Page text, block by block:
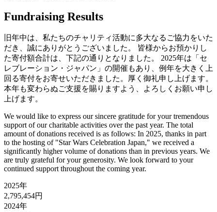
Fundraising Results
旧年中は、私たちのチャリティ活動に多大なるご協力をいた
だき、誠にありがとうございました。 皆様からお預かりし
た寄付額合計は、下記の通りとなりました。 2025年は「セ
レブレーション・ジャパン」の開催もあり、例年を大きく上
回る寄付をお寄せいただきました。厚く御礼申し上げます。
本年も変わらぬご支援を賜りますよう、よろしくお願い申し
上げます。
We would like to express our sincere gratitude for your tremendous
support of our charitable activities over the past year. The total
amount of donations received is as follows: In 2025, thanks in part
to the hosting of "Star Wars Celebration Japan," we received a
significantly higher volume of donations than in previous years. We
are truly grateful for your generosity. We look forward to your
continued support throughout the coming year.
2025年
2,795,454円
2024年